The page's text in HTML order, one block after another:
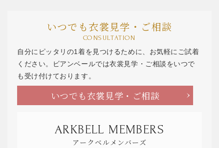
いつでも衣裳見学・ご相談
CONSULTATION
自分にピッタリの1着を見つけるために、お気軽にご試着
ください。ビアンベールでは衣裳見学・ご相談をいつで
も受け付けております。
いつでも衣裳見学・ご相談
ARKBELL MEMBERS
アークベルメンバーズ